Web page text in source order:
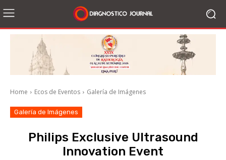
Home Ecos de Eventos Galería de Imágenes
Galería de Imágenes
Philips Exclusive Ultrasound
Innovation Event